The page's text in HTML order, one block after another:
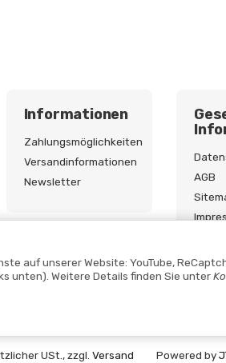
Informationen
Zahlungsmöglichkeiten
Versandinformationen
Newsletter
AGB
USt., zzgl.Versand Powered by
auf unserer Website: YouTube,
unten). Weitere Details finden Sie unter